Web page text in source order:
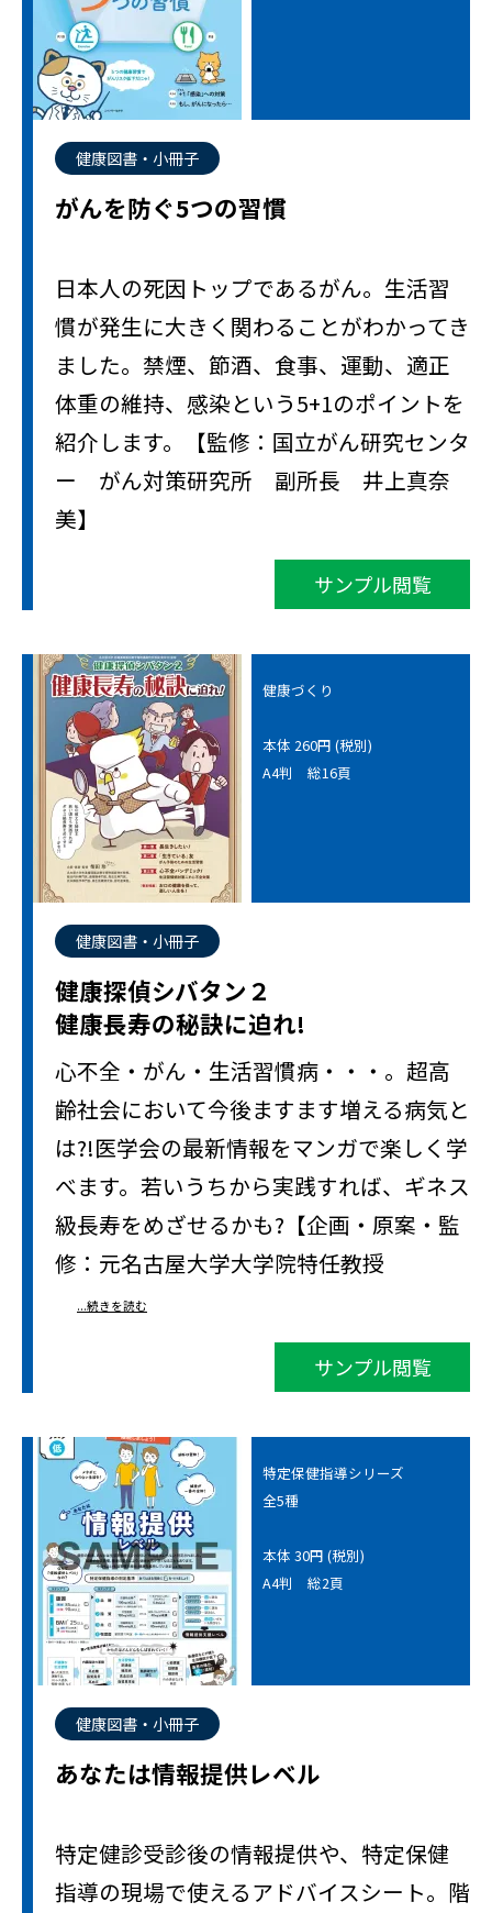
健康図書・小冊子
がんを防ぐ5つの習慣
日本人の死因トップであるがん。生活習
慣が発生に大きく関わることがわかってき
ました。禁煙、節酒、食事、運動、適正
体重の維持、感染という5+1のポイントを
紹介します。【監修：国立がん研究センタ
ー がん対策研究所 副所長 井上真奈
美】
サンプル閲覧
健康づくり
本体 260円 (税別)
A4判 総16頁
健康図書・小冊子
健康探偵シバタン２
健康長寿の秘訣に迫れ!
心不全・がん・生活習慣病・・・。超高
齢社会において今後ますます増える病気と
は?!医学会の最新情報をマンガで楽しく学
べます。若いうちから実践すれば、ギネス
級長寿をめざせるかも?【企画・原案・監
修：元名古屋大学大学院特任教授
...続きを読む
サンプル閲覧
特定保健指導シリーズ
全5種
本体 30円 (税別)
A4判 総2頁
健康図書・小冊子
あなたは情報提供レベル
特定健診受診後の情報提供や、特定保健
指導の現場で使えるアドバイスシート。階